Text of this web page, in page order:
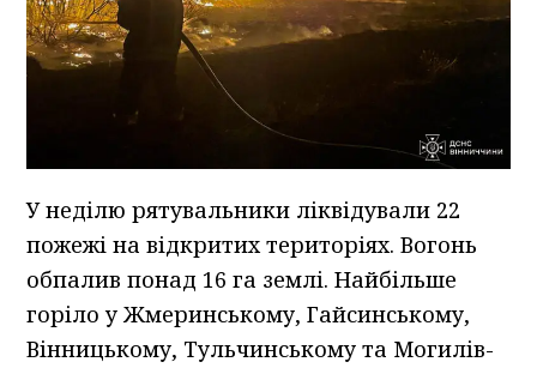
У неділю рятувальники ліквідували 22
пожежі на відкритих територіях. Вогонь
обпалив понад 16 га землі. Найбільше
горіло у Жмеринському, Гайсинському,
Вінницькому, Тульчинському та Могилів-